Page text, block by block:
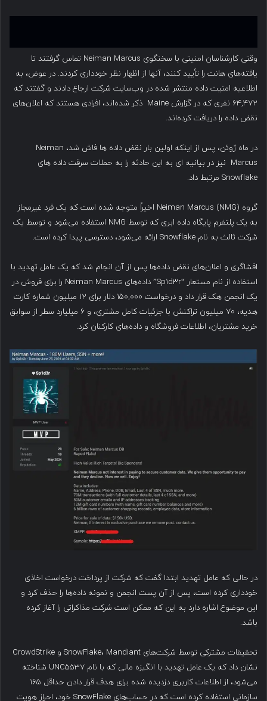
وقتی کارشناسان امنیتی با سخنگوی Neiman Marcus تماس گرفتند تا
یافته‌های هانت را تأیید کنند، آنها از اظهار نظر خودداری کردند. در عوض، به
اطلاعیه امنیت داده منتشر شده در وب‌سایت شرکت ارجاع دادند و گفتند که
۶۴,۴۷۲ نفری که در گزارش Maine ذکر شده‌اند، افرادی هستند که اعلان‌های
نقض داده را دریافت کرده‌اند.
در ماه ژوئن، پس از اینکه اولین بار نقض داده ها فاش شد، Neiman
Marcus نیز در بیانیه ای به این حادثه را به حملات سرقت داده های
Snowflake مرتبط داد.
گروه Neiman Marcus (NMG) اخیراً متوجه شده است که یک فرد غیرمجاز
به یک پلتفرم پایگاه داده ابری که توسط NMG استفاده می‌شود و توسط یک
شرکت ثالث به نام Snowflake ارائه می‌شود، دسترسی پیدا کرده است.
افشاگری و اعلان‌های نقض داده‌ها پس از آن انجام شد که یک عامل تهدید با
استفاده از نام مستعار “Sp1d3r” داده‌های Neiman Marcus را برای فروش در
یک انجمن هک قرار داد و درخواست ۱۵۰,۰۰۰ دلار برای ۱۲ میلیون شماره کارت
هدیه، ۷۰ میلیون تراکنش با جزئیات کامل مشتری، و ۶ میلیارد سطر از سوابق
خرید مشتریان، اطلاعات فروشگاه و داده‌های کارکنان کرد.
در حالی که عامل تهدید ابتدا گفت که شرکت از پرداخت درخواست اخاذی
خودداری کرده است، پس از آن پست انجمن و نمونه داده‌ها را حذف کرد و
این موضوع اشاره دارد به این که ممکن است شرکت مذاکراتی را آغاز کرده
باشد.
تحقیقات مشترکی توسط شرکت‌های SnowFlake، Mandiant و CrowdStrike
نشان داد که یک عامل تهدید با انگیزه مالی که با نام UNC5537 شناخته
می‌شود، از اطلاعات کاربری دزدیده شده برای هدف قرار دادن حداقل ۱۶۵
سازمانی استفاده کرده است که در حساب‌های SnowFlake خود، احراز هویت